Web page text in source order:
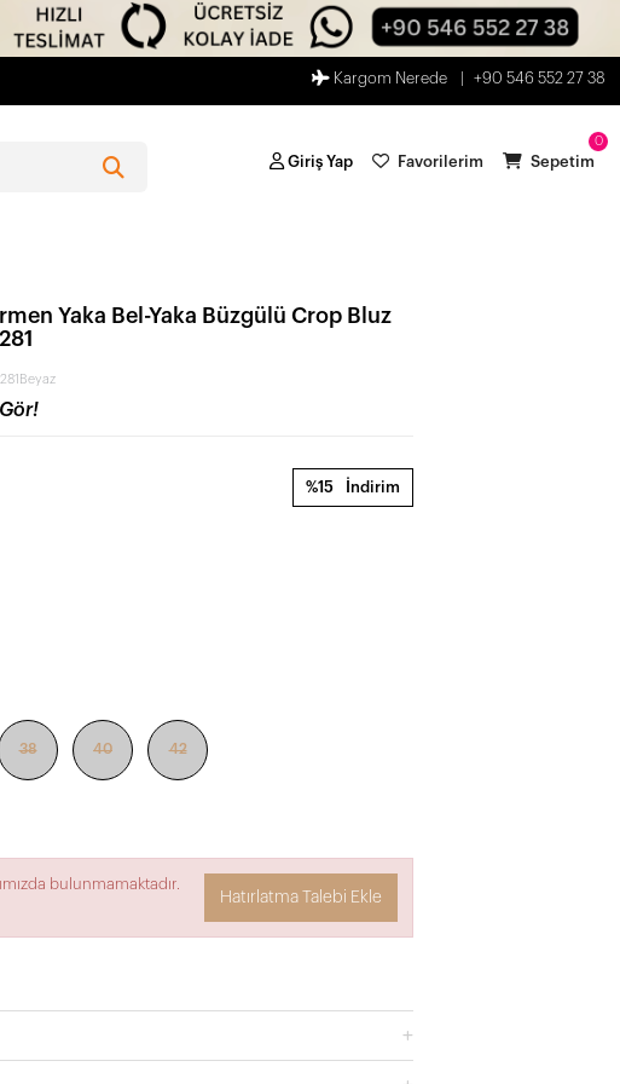
Kargom Nerede +90 546 552 27 38
Giriş Yap Favorilerim
0
Sepetim
Yaka Bel-Yaka Büzgülü Crop Bluz
Gör!
%15 İndirim
38 40 42
bulunmamaktadır.
Hatırlatma Talebi Ekle